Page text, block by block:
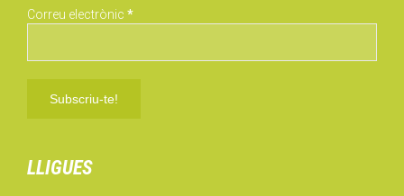
Correu electrònic *
LLIGUES